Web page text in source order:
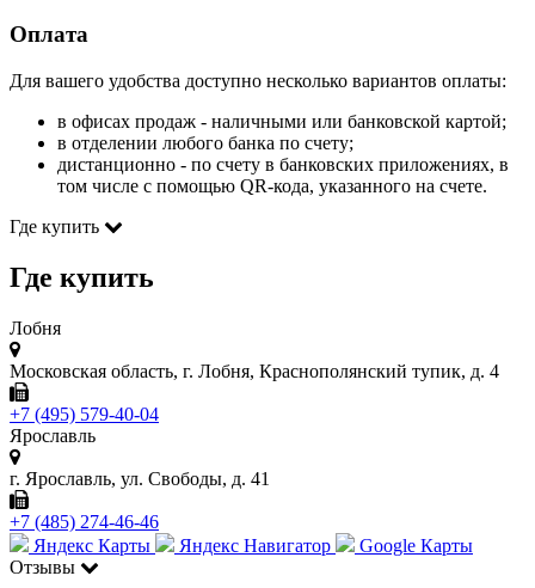
Оплата
Для вашего удобства доступно несколько вариантов оплаты:
в офисах продаж - наличными или банковской картой;
в отделении любого банка по счету;
дистанционно - по счету в банковских приложениях, в
том числе с помощью QR-кода, указанного на счете.
Где купить
Где купить
Лобня
Московская область, г. Лобня, Краснополянский тупик, д. 4
+7 (495) 579-40-04
Ярославль
г. Ярославль, ул. Свободы, д. 41
+7 (485) 274-46-46
Яндекс Карты
Яндекс Навигатор
Google Карты
Отзывы